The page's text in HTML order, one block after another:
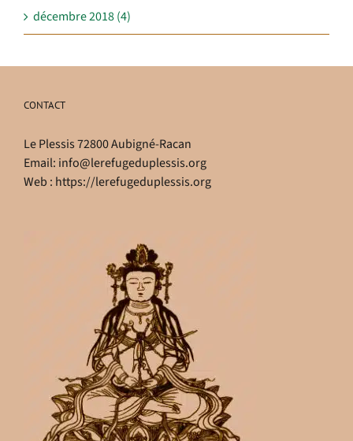
décembre 2018 (4)
CONTACT
Le Plessis 72800 Aubigné-Racan
Email: info@lerefugeduplessis.org
Web : https://lerefugeduplessis.org